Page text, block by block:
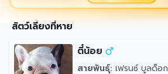
สัตว์เลี้ยงที่หาย
ตี๋น้อย
สายพันธุ์: เฟรนซ์ บูลด็อก